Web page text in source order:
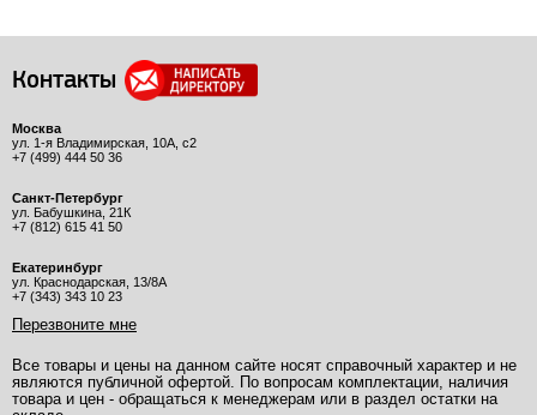
Контакты
Москва
ул. 1-я Владимирская, 10А, с2
+7 (499) 444 50 36
Санкт-Петербург
ул. Бабушкина, 21К
+7 (812) 615 41 50
Екатеринбург
ул. Краснодарская, 13/8А
+7 (343) 343 10 23
Перезвоните мне
Все товары и цены на данном сайте носят справочный характер и не
являются публичной офертой. По вопросам комплектации, наличия
товара и цен - обращаться к менеджерам или в раздел остатки на